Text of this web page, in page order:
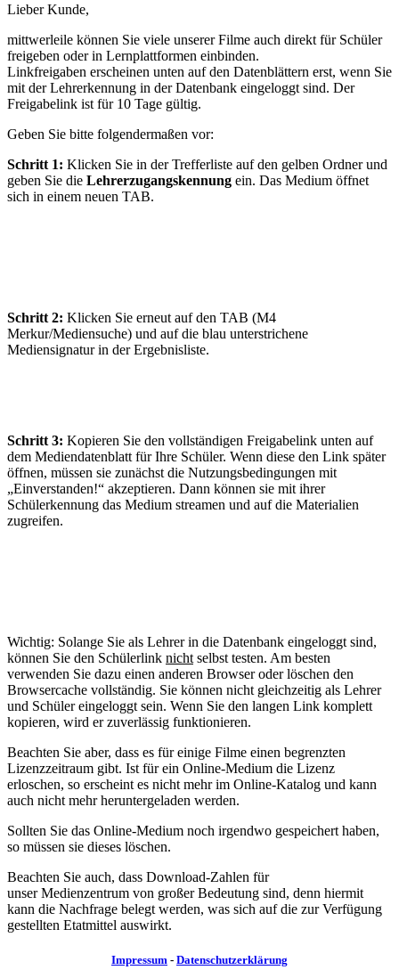
Lieber Kunde,
mittwerleile können Sie viele unserer Filme auch direkt für Schüler
freigeben oder in Lernplattformen einbinden.
Linkfreigaben erscheinen unten auf den Datenblättern erst, wenn Sie
mit der Lehrerkennung in der Datenbank eingeloggt sind. Der
Freigabelink ist für 10 Tage gültig.
Geben Sie bitte folgendermaßen vor:
Schritt 1: Klicken Sie in der Trefferliste auf den gelben Ordner und
geben Sie die Lehrerzugangskennung ein. Das Medium öffnet
sich in einem neuen TAB.
Schritt 2: Klicken Sie erneut auf den TAB (M4
Merkur/Mediensuche) und auf die blau unterstrichene
Mediensignatur in der Ergebnisliste.
Schritt 3: Kopieren Sie den vollständigen Freigabelink unten auf
dem Mediendatenblatt für Ihre Schüler. Wenn diese den Link später
öffnen, müssen sie zunächst die Nutzungsbedingungen mit
„Einverstanden!“ akzeptieren. Dann können sie mit ihrer
Schülerkennung das Medium streamen und auf die Materialien
zugreifen.
Wichtig: Solange Sie als Lehrer in die Datenbank eingeloggt sind,
können Sie den Schülerlink nicht selbst testen. Am besten
verwenden Sie dazu einen anderen Browser oder löschen den
Browsercache vollständig. Sie können nicht gleichzeitig als Lehrer
und Schüler eingeloggt sein. Wenn Sie den langen Link komplett
kopieren, wird er zuverlässig funktionieren.
Beachten Sie aber, dass es für einige Filme einen begrenzten
Lizenzzeitraum gibt. Ist für ein Online-Medium die Lizenz
erloschen, so erscheint es nicht mehr im Online-Katalog und kann
auch nicht mehr heruntergeladen werden.
Sollten Sie das Online-Medium noch irgendwo gespeichert haben,
so müssen sie dieses löschen.
Beachten Sie auch, dass Download-Zahlen für
unser Medienzentrum von großer Bedeutung sind, denn hiermit
kann die Nachfrage belegt werden, was sich auf die zur Verfügung
gestellten Etatmittel auswirkt.
Impressum - Datenschutzerklärung